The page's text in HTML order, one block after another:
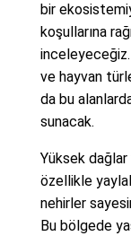
bir
koşullarına
ve hayvan
da bu
sunacak.
Yüksek
özellikle
nehirler
Bu bölgede